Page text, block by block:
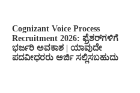
Cognizant Voice Process
Recruitment 2026: ಫ್ರೆಶರ್‌ಗಳಿಗೆ
ಭರ್ಜರಿ ಅವಕಾಶ | ಯಾವುದೇ
ಪದವೀಧರರು ಅರ್ಜಿ ಸಲ್ಲಿಸಬಹುದು